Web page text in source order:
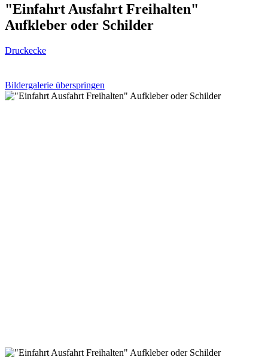
"Einfahrt Ausfahrt Freihalten"
Aufkleber oder Schilder
Druckecke
Bildergalerie überspringen